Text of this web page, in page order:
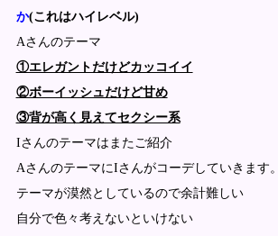
か(これはハイレベル)
Aさんのテーマ
①エレガントだけどカッコイイ
②ボーイッシュだけど甘め
③背が高く見えてセクシー系
Iさんのテーマはまたご紹介
AさんのテーマにIさんがコーデしていきます。
テーマが漠然としているので余計難しい
自分で色々考えないといけない